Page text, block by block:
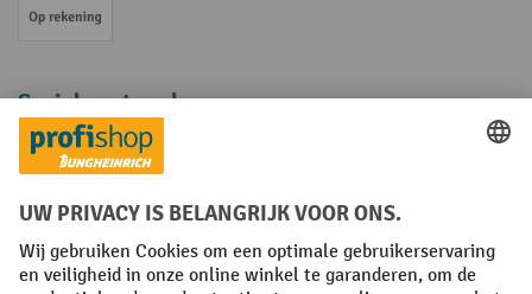
Op rekening
Sociale netwerken
Facebook
YouTube
LinkedInInstagram
Algemene leveringsvoorwaarden Copyright